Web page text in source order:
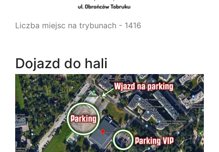
Liczba miejsc na trybunach - 1416
Dojazd do hali